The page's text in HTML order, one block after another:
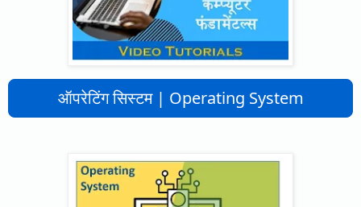
ऑपरेटिंग सिस्टम | Operating System